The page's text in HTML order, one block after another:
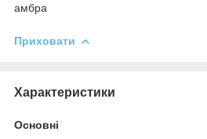
амбра
Приховати
Характеристики
Основні